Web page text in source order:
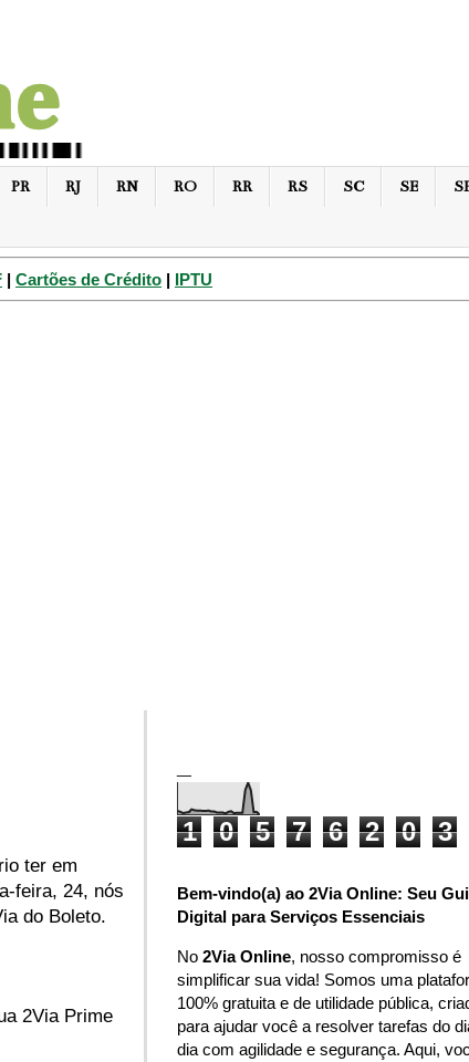
PR RJ RN RO RR RS SC SE
| Cartões de Crédito | IPTU
ter em
feira, 24, nós
do Boleto.
2Via Prime
1 0 5 7 6 2 0 3
Bem-vindo(a) ao 2Via Online: Seu
Digital para Serviços Essenciais
No 2Via Online, nosso compromisso é
simplificar sua vida! Somos uma
100% gratuita e de utilidade pública,
para ajudar você a resolver tarefas do
dia com agilidade e segurança. Aqui,